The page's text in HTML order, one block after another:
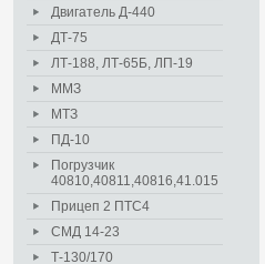
Двигатель Д-440
ДТ-75
ЛТ-188, ЛТ-65Б, ЛП-19
ММЗ
МТЗ
ПД-10
Погрузчик
40810,40811,40816,41.015
Прицеп 2 ПТС4
СМД 14-23
Т-130/170